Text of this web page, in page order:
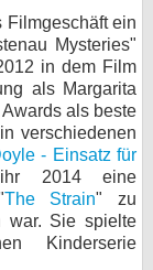
Filmgeschäft ein
Mysteries"
in dem Film
als Margarita
als beste
verschiedenen
- Einsatz für
2014 eine
The Strain" zu
war. Sie spielte
Kinderserie